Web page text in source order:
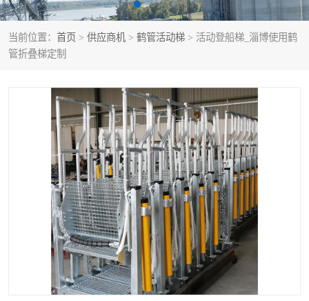
当前位置： 首页 > 供应商机 > 鹤管活动梯 > 活动登船梯_淄博使用鹤
管折叠梯定制